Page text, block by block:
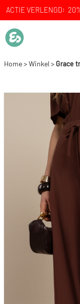
ACTIE VERLENGD:
Home>Winkel>Grace